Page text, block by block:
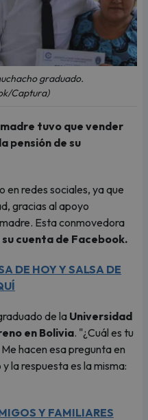
graduado.
Captura)
tuvo que vender
pensión de su
en redes sociales, ya que
gracias al apoyo
Esta conmovedora
cuenta de Facebook.
DE HOY Y SALSA DE
de la Universidad
en Bolivia. "¿Cuál es tu
hacen esa pregunta en
la respuesta es la misma:
Y FAMILIARES